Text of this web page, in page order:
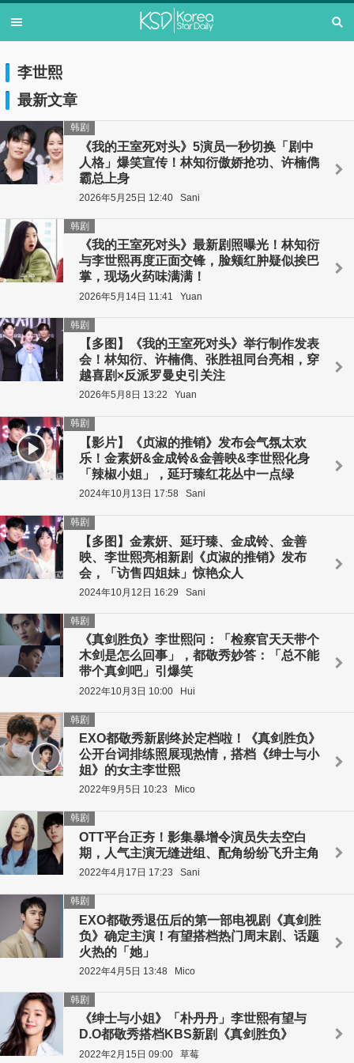
李世熙
最新文章
《我的王室死对头》5演员一秒切换「剧中
人格」爆笑宣传！林知衍傲娇抢功、许楠儁
霸总上身
韩剧
2026年5月25日 12:40 Sani
《我的王室死对头》最新剧照曝光！林知衍
与李世熙再度正面交锋，脸颊红肿疑似挨巴
掌，现场火药味满满！
韩剧
2026年5月14日 11:41 Yuan
【多图】《我的王室死对头》举行制作发表
会！林知衍、许楠儁、张胜祖同台亮相，穿
越喜剧×反派罗曼史引关注
韩剧
2026年5月8日 13:22 Yuan
【影片】《贞淑的推销》发布会气氛太欢
乐！金素妍&金成铃&金善映&李世熙化身
「辣椒小姐」，延玗臻红花丛中一点绿
韩剧
2024年10月13日 17:58 Sani
【多图】金素妍、延玗臻、金成铃、金善
映、李世熙亮相新剧《贞淑的推销》发布
会，「访售四姐妹」惊艳众人
韩剧
2024年10月12日 16:29 Sani
《真剑胜负》李世熙问：「检察官天天带个
木剑是怎么回事」，都敬秀妙答：「总不能
带个真剑吧」引爆笑
韩剧
2022年10月3日 10:00 Hui
EXO都敬秀新剧终於定档啦！《真剑胜负》
公开台词排练照展现热情，搭档《绅士与小
姐》的女主李世熙
韩剧
2022年9月5日 10:23 Mico
OTT平台正夯！影集暴增令演员失去空白
期，人气主演无缝进组、配角纷纷飞升主角
韩剧
2022年4月17日 17:23 Sani
EXO都敬秀退伍后的第一部电视剧《真剑胜
负》确定主演！有望搭档热门周末剧、话题
火热的「她」
韩剧
2022年4月5日 13:48 Mico
《绅士与小姐》「朴丹丹」李世熙有望与
D.O都敬秀搭档KBS新剧《真剑胜负》
韩剧
2022年2月15日 09:00 草莓